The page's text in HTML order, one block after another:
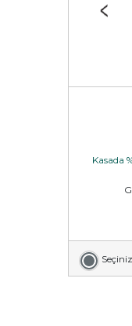
Kasada
Seçiniz